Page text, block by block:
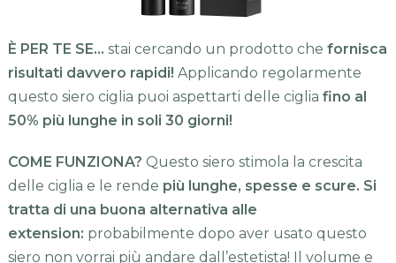
È PER TE SE… stai cercando un prodotto che fornisca
risultati davvero rapidi! Applicando regolarmente
questo siero ciglia puoi aspettarti delle ciglia fino al
50% più lunghe in soli 30 giorni!
COME FUNZIONA? Questo siero stimola la crescita
delle ciglia e le rende più lunghe, spesse e scure. Si
tratta di una buona alternativa alle
extension: probabilmente dopo aver usato questo
siero non vorrai più andare dall’estetista! Il volume e